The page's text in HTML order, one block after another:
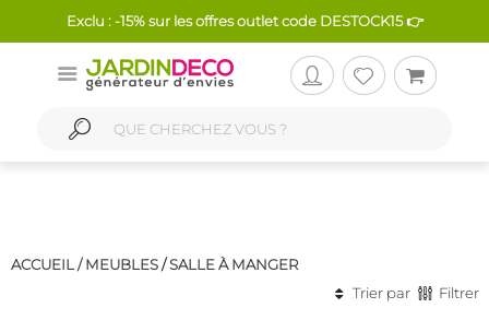
Exclu : -15% sur les offres outlet code DESTOCK15 👉
ACCUEIL / MEUBLES/SALLE À MANGER
Trier par
Filtrer